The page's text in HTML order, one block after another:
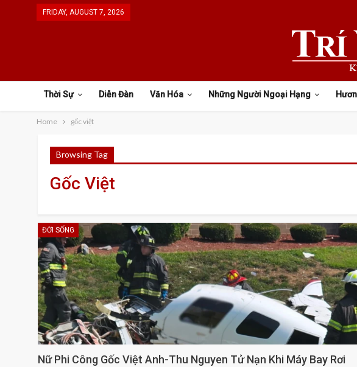
FRIDAY, AUGUST 7, 2026
Thời Sự Diễn Đàn Văn Hóa Những Người Ngoại Hạng
Home gốc việt
Browsing Tag
Gốc Việt
ĐỜI SỐNG
Nữ Phi Công Gốc Việt Anh-Thu Nguyen Tử Nạn Khi Máy Bay Rơi